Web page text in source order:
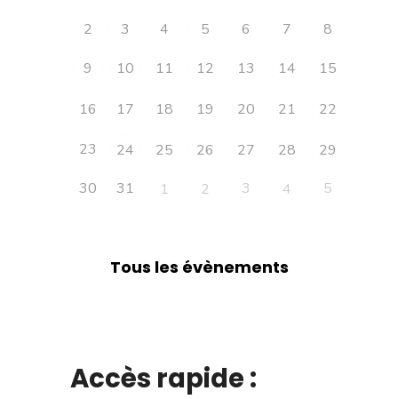
2 3 4 5 6 7
8
9
10 11 12 13 14 15
16 17 18 19 20 21 22
23 24 25 26 27 28
29
30
31 1 2 3 4 5
Tous les évènements
Accès rapide :